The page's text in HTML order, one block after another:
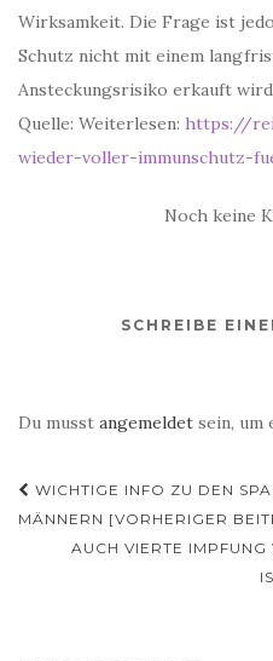
Wirksamkeit. Die Frage ist
Schutz nicht mit einem
Ansteckungsrisiko erkauft
Quelle: Weiterlesen: https://
wieder-voller-immunschutz-
Noch keine
SCHREIBE
Du musst angemeldet sein, um
WICHTIGE INFO ZU DEN
MÄNNERN [VORHERIGER
AUCH VIERTE IMPFUNG